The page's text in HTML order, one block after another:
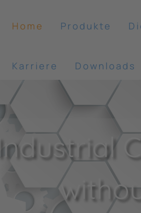
Home Produkte
Karriere Downloads
Industrial